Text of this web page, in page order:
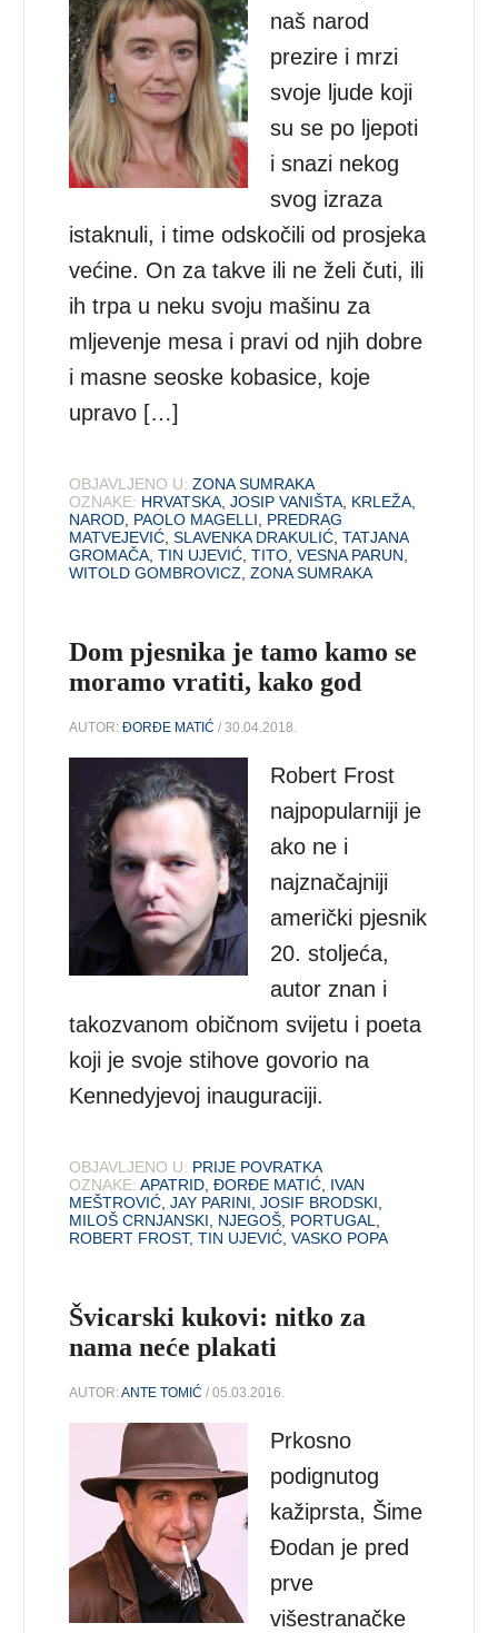
naš narod
prezire i mrzi
svoje ljude koji
su se po ljepoti
i snazi nekog
svog izraza
istaknuli, i time odskočili od prosjeka
većine. On za takve ili ne želi čuti, ili
ih trpa u neku svoju mašinu za
mljevenje mesa i pravi od njih dobre
i masne seoske kobasice, koje
upravo […]
OBJAVLJENO U: ZONA SUMRAKA
OZNAKE: HRVATSKA,JOSIP VANIŠTA, KRLEŽA,
NAROD, PAOLO MAGELLI, PREDRAG
MATVEJEVIĆ,SLAVENKA DRAKULIĆ,TATJANA
GROMAČA,TIN UJEVIĆ,TITO,VESNA PARUN,
WITOLD GOMBROVICZ,ZONA SUMRAKA
Dom pjesnika je tamo kamo se
moramo vratiti, kako god
AUTOR:ĐORĐE MATIĆ / 30.04.2018.
Robert Frost
najpopularniji je
ako ne i
najznačajniji
američki pjesnik
20. stoljeća,
autor znan i
takozvanom običnom svijetu i poeta
koji je svoje stihove govorio na
Kennedyjevoj inauguraciji.
OBJAVLJENO U: PRIJE POVRATKA
OZNAKE: APATRID ,ĐORĐE MATIĆ IVAN
MEŠTROVIĆ ,JAY PARINI ,JOSIF BRODSKI
MILOŠ CRNJANSKI
NJEGOŠ PORTUGAL
ROBERT FROST,TIN UJEVIĆ ,VASKO POPA
Švicarski kukovi: nitko za
nama neće plakati
AUTOR:ANTE TOMIĆ / 05.03.2016.
Prkosno
podignutog
kažiprsta, Šime
Đodan je pred
prve
višestranačke